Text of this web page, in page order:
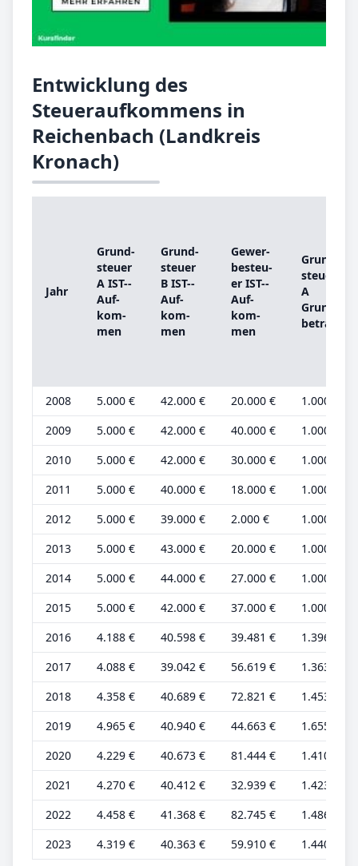
Entwicklung des
Steueraufkommens in
Reichenbach (Landkreis
Kronach)
Jahr
Grund­
steu­er
A IST-­
Auf­
kom­
men
Grund­
steu­er
B IST-­
Auf­
kom­
men
Ge­wer­
be­steu­
er IST-­
Auf­
kom­
men
Grund­
steu­er
A
Grund­
be­trag
2008 5.000 € 42.000 € 20.000 €
1.000 €
2009
5.000 € 42.000 € 40.000 €
1.000 €
2010
5.000 € 42.000 € 30.000 €
1.000 €
2011
5.000 € 40.000 € 18.000 €
1.000 €
2012
5.000 € 39.000 € 2.000 €
1.000 €
2013
5.000 € 43.000 € 20.000 €
1.000 €
2014
5.000 € 44.000 € 27.000 €
1.000 €
2015
5.000 € 42.000 € 37.000 €
1.000 €
2016
4.188 € 40.598 € 39.481 €
1.396 €
2017
4.088 € 39.042 € 56.619 €
1.363 €
2018
4.358 € 40.689 € 72.821 €
1.453 €
2019
4.965 € 40.940 € 44.663 €
1.655 €
2020
4.229 € 40.673 € 81.444 €
1.410 €
2021
4.270 € 40.412 € 32.939 €
1.423 €
2022
4.458 € 41.368 € 82.745 €
1.486 €
2023
4.319 € 40.363 € 59.910 € 1.440 €